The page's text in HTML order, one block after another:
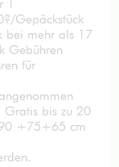
1
Gepäckstück
bei mehr als 17
Gebühren
für
Gratis bis zu 20
+75+65 cm